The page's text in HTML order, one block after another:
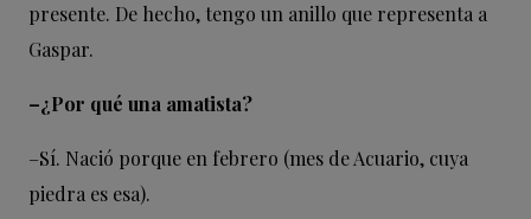
presente. De hecho, tengo un anillo que representa a
Gaspar.
–¿Por qué una amatista?
–Sí. Nació porque en febrero (mes de Acuario, cuya
piedra es esa).